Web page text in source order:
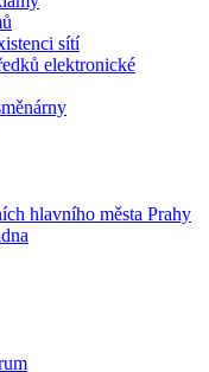
sítí
elektronické
hlavního města Prahy